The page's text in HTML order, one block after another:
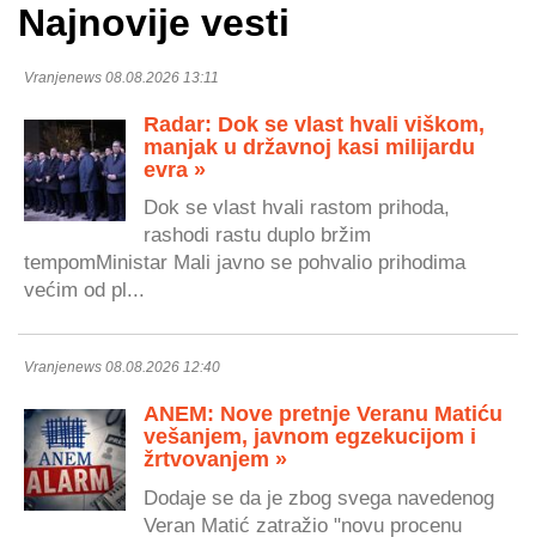
Najnovije vesti
Vranjenews 08.08.2026 13:11
Radar: Dok se vlast hvali viškom,
manjak u državnoj kasi milijardu
evra »
Dok se vlast hvali rastom prihoda,
rashodi rastu duplo bržim
tempomMinistar Mali javno se pohvalio prihodima
većim od pl...
Vranjenews 08.08.2026 12:40
ANEM: Nove pretnje Veranu Matiću
vešanjem, javnom egzekucijom i
žrtvovanjem »
Dodaje se da je zbog svega navedenog
Veran Matić zatražio "novu procenu